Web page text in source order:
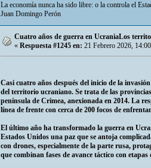
La economía nunca ha sido libre: o la controla el
Juan Domingo Perón
Cuatro años de guerra en UcraniaLos
« Respuesta #1245 en: 21 Febrero 2026,
Casi cuatro años después del inicio de la
del territorio ucraniano. Se trata de las
península de Crimea, anexionada en 2014. La
línea de frente con cerca de 200 focos de
El último año ha transformado la guerra en
Estados Unidos una paz que se antoja
con drones, especialmente de la parte rusa,
que combinan fases de avance táctico con etapas